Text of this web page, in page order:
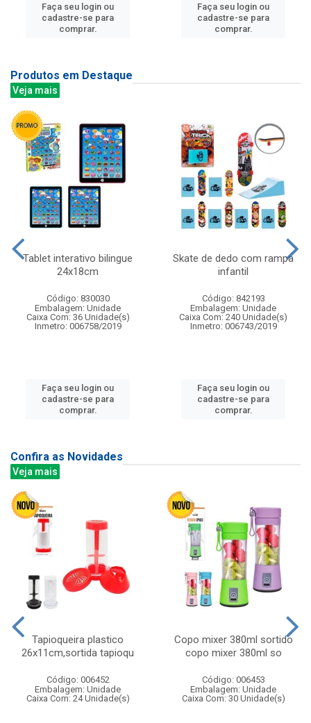
Faça seu login ou
cadastre-se para
comprar.
Faça seu login ou
cadastre-se para
comprar.
Produtos em Destaque
Veja mais
Tablet interativo bilingue
24x18cm
Código: 830030
Embalagem: Unidade
Caixa Com: 36 Unidade(s)
Inmetro: 006758/2019
Faça seu login ou
cadastre-se para
comprar.
Skate de dedo com rampa
infantil
Código: 842193
Embalagem: Unidade
Caixa Com: 240 Unidade(s)
Inmetro: 006743/2019
Faça seu login ou
cadastre-se para
comprar.
Confira as Novidades
Veja mais
Tapioqueira plastico
26x11cm,sortida tapioqu
Código: 006452
Embalagem: Unidade
Caixa Com: 24 Unidade(s)
Copo mixer 380ml sortido
copo mixer 380ml so
Código: 006453
Embalagem: Unidade
Caixa Com: 30 Unidade(s)